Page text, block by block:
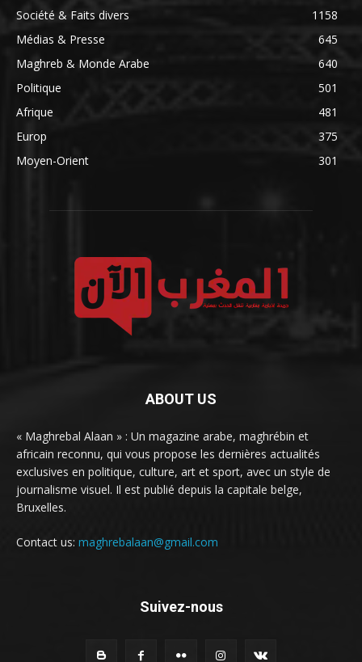
Société & Faits divers
1158
Médias & Presse
645
Maghreb & Monde Arabe
640
Politique
501
Afrique
481
Europ
375
Moyen-Orient
301
ABOUT US
« Maghrebal Alaan » : Un magazine arabe, maghrébin et
africain reconnu, qui vous propose les dernières actualités
exclusives en politique, culture, art et sport, avec un style de
journalisme visuel. Il est publié depuis la capitale belge,
Bruxelles.
Contact us: maghrebalaan@gmail.com
Suivez-nous